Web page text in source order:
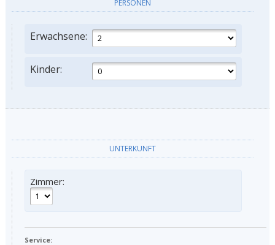
PERSONEN
Erwachsene:
Kinder:
UNTERKUNFT
Zimmer:
Service: